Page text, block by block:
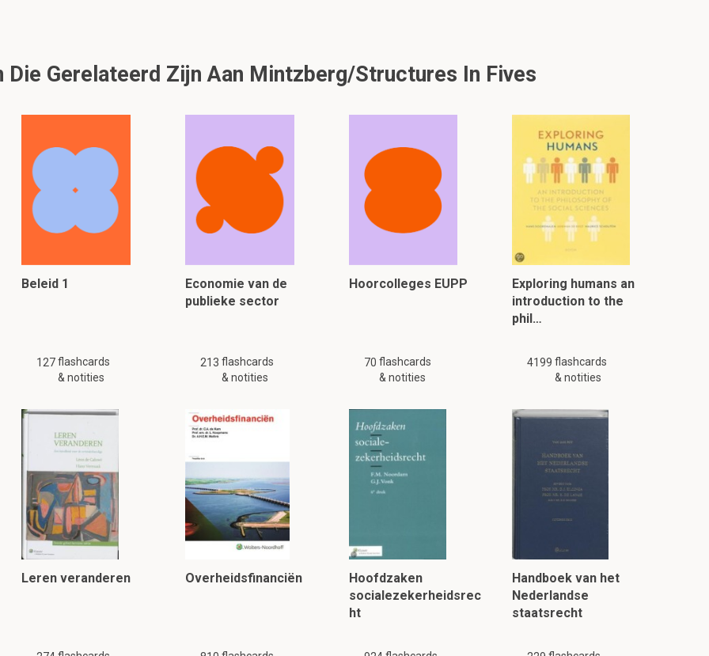
Die Gerelateerd Zijn Aan Mintzberg/structures In Fives
Beleid 1
127 flashcards
& notities
Economie van de
publieke sector
213 flashcards
& notities
Hoorcolleges EUPP
70 flashcards
& notities
Exploring humans an
introduction to the
phil…
4199 flashcards
& notities
Leren veranderen Overheidsfinanciën
Hoofdzaken
socialezekerheidsrec
ht
Handboek van het
Nederlandse
staatsrecht